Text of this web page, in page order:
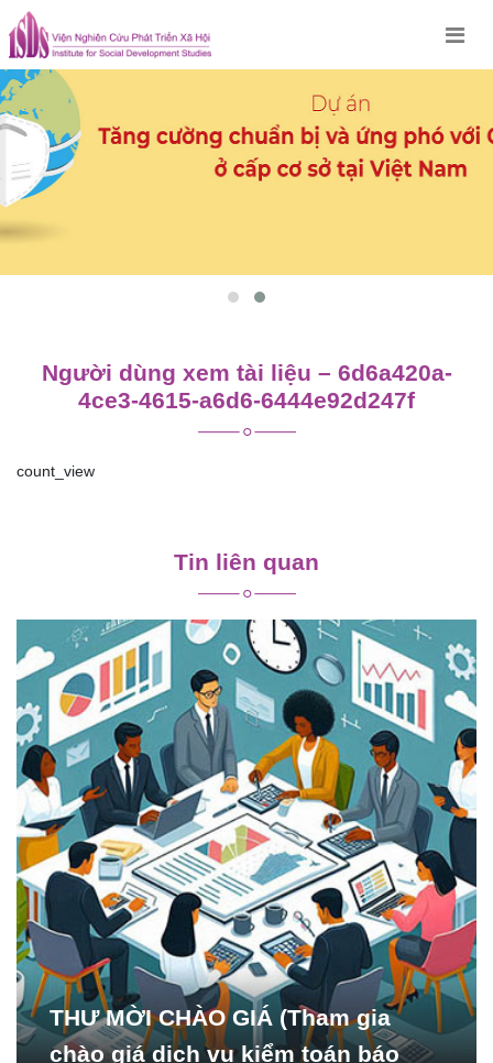
Skip
to
content
Người dùng xem tài liệu – 6d6a420a-
4ce3-4615-a6d6-6444e92d247f
count_view
viết
Tin liên quan
THƯ MỜI CHÀO GIÁ (Tham gia
chào giá dịch vụ kiểm toán báo